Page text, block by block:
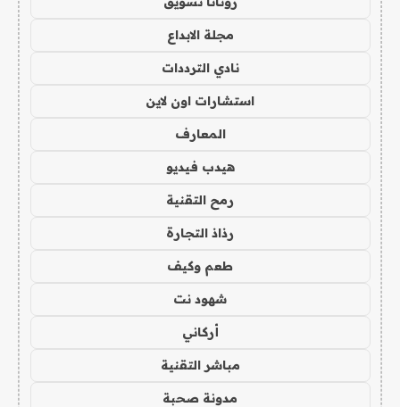
مجلة الابداع
نادي الترددات
استشارات اون لاين
المعارف
هيدب فيديو
رمح التقنية
رذاذ التجارة
طعم وكيف
شهود نت
أركاني
مباشر التقنية
مدونة صحبة